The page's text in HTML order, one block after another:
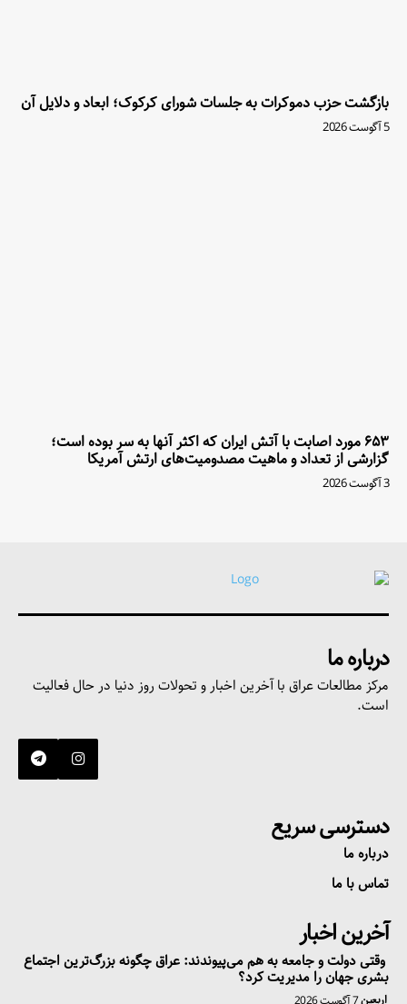
بازگشت حزب دموکرات به جلسات شورای کرکوک؛ ابعاد و دلایل آن
5 آگوست 2026
۶۵۳ مورد اصابت با آتش ایران که اکثر آنها به سر بوده است؛
گزارشی از تعداد و ماهیت مصدومیت‌های ارتش آمریکا
3 آگوست 2026
درباره ما
مرکز مطالعات عراق با آخرین اخبار و تحولات روز دنیا در حال فعالیت
است.
دسترسی سریع
درباره ما
تماس با ما
آخرین اخبار
وقتی دولت و جامعه به هم می‌پیوندند: عراق چگونه بزرگ‌ترین اجتماع
بشری جهان را مدیریت کرد؟
اربعین